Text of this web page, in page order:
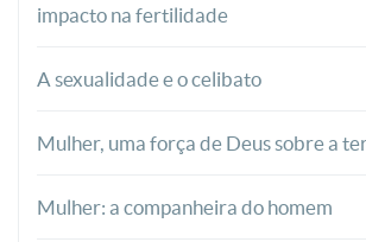
impacto na fertilidade
A sexualidade e o celibato
Mulher, uma força de Deus sobre a
Mulher: a companheira do homem